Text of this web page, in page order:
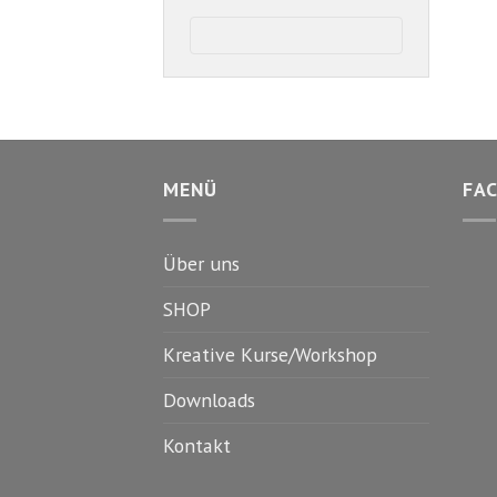
MENÜ
Über uns
SHOP
Kreative Kurse/Workshop
Downloads
Kontakt